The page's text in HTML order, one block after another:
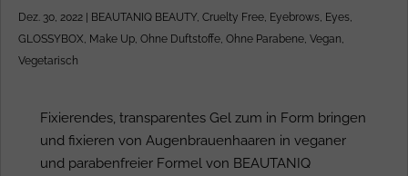
Dez. 30, 2022 | BEAUTANIQ BEAUTY, Cruelty Free Eyebrows Eyes
GLOSSYBOX Make Up Ohne Duftstoffe Ohne Parabene Vegan
Vegetarisch
Fixierendes, transparentes Gel zum in Form bringen
und fixieren von Augenbrauenhaaren in veganer
und parabenfreier Formel von BEAUTANIQ